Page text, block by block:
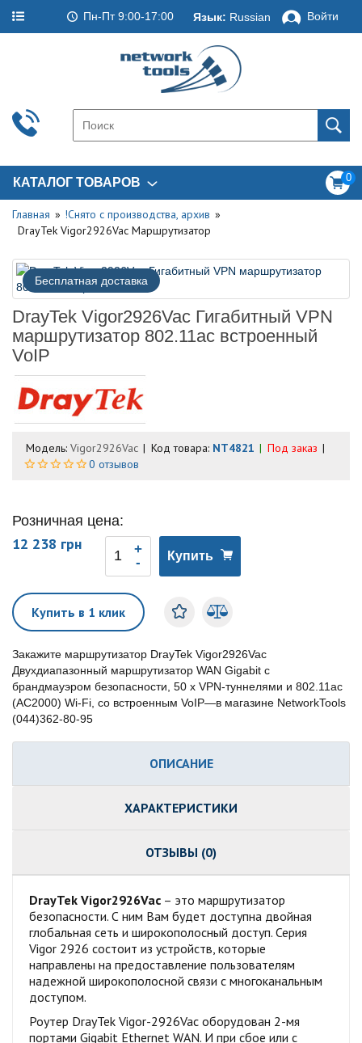
Пн-Пт 9:00-17:00 Язык: Russian Войти
КАТАЛОГ ТОВАРОВ 0
Главная
!Снято с производства, архив
DrayTek Vigor2926Vac Маршрутизатор
Бесплатная доставка
DrayTek Vigor2926Vac Гигабитный VPN
маршрутизатор 802.11ac встроенный
VoIP
Модель: Vigor2926Vac Код товара: NT4821
Под заказ
0 отзывов
Розничная цена:
12 238 грн
Купить
Купить в 1 клик
Закажите маршрутизатор DrayTek Vigor2926Vac
Двухдиапазонный маршрутизатор WAN Gigabit с
брандмауэром безопасности, 50 х VPN-туннелями и 802.11ac
(AC2000) Wi-Fi, со встроенным VoIP—в магазине NetworkTools
(044)362-80-95
ОПИСАНИЕ
ХАРАКТЕРИСТИКИ
ОТЗЫВЫ (0)
DrayTek Vigor2926Vac – это маршрутизатор
безопасности. С ним Вам будет доступна двойная
глобальная сеть и широкополосный доступ. Серия
Vigor 2926 состоит из устройств, которые
направлены на предоставление пользователям
надежной широкополосной связи с многоканальным
доступом.
Роутер DrayTek Vigor-2926Vac оборудован 2-мя
портами Gigabit Ethernet WAN. И при сбое или с